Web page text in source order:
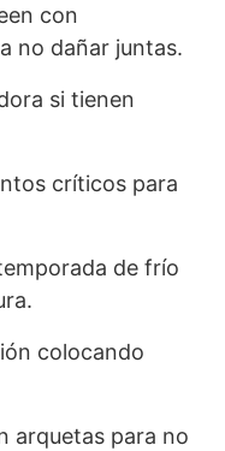
con
no dañar juntas.
si tienen
críticos para
de frío
colocando
arquetas para no